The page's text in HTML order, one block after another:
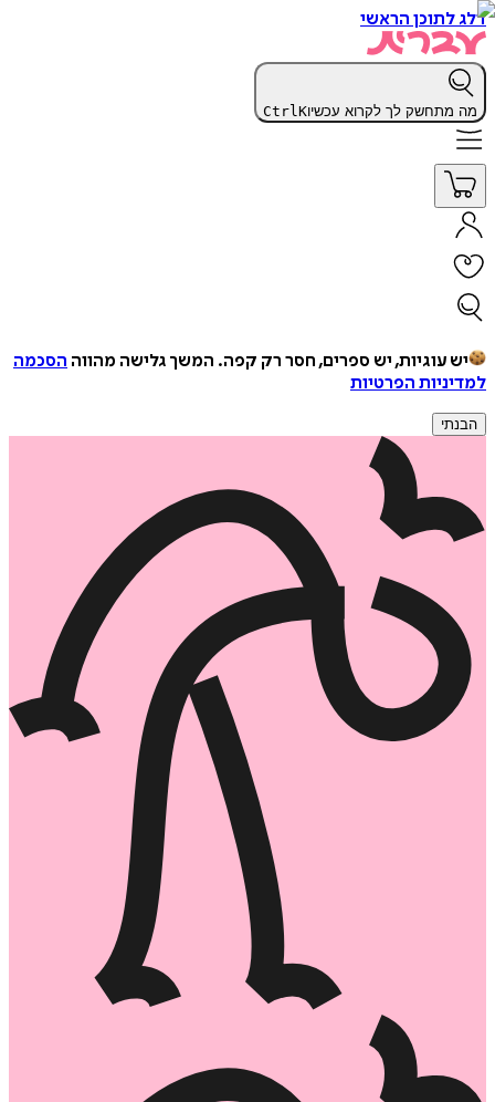
דלג לתוכן הראשי
מה מתחשק לך לקרוא עכשיו CtrlK
יש עוגיות, יש ספרים, חסר רק קפה. המשך גלישה מהווה הסכמה
למדיניות הפרטיות
הבנתי